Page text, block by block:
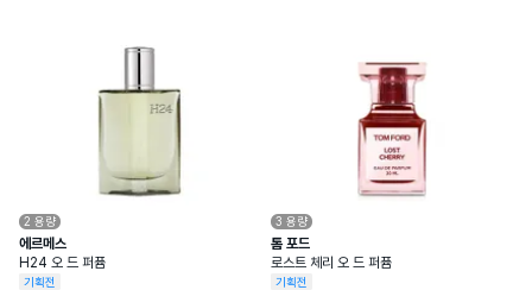
2 용량
에르메스
H24 오 드 퍼퓸
기획전
3 용량
톰 포드
로스트 체리 오 드 퍼퓸
기획전